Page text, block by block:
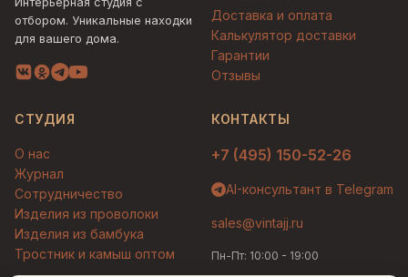
отбором. Уникальные находки
для вашего дома.
Доставка и оплата
Калькулятор доставки
Гарантии
Отзывы
СТУДИЯ
О нас
Журнал
Сотрудничество
Изделия из проволоки
Изделия из бамбука
Тростник и камыш оптом
КОНТАКТЫ
+7 (495) 150-52-26
AI-консультант в Telegram
sales@vintajj.ru
Пн-Пт: 10:00 - 19:00
Людмила